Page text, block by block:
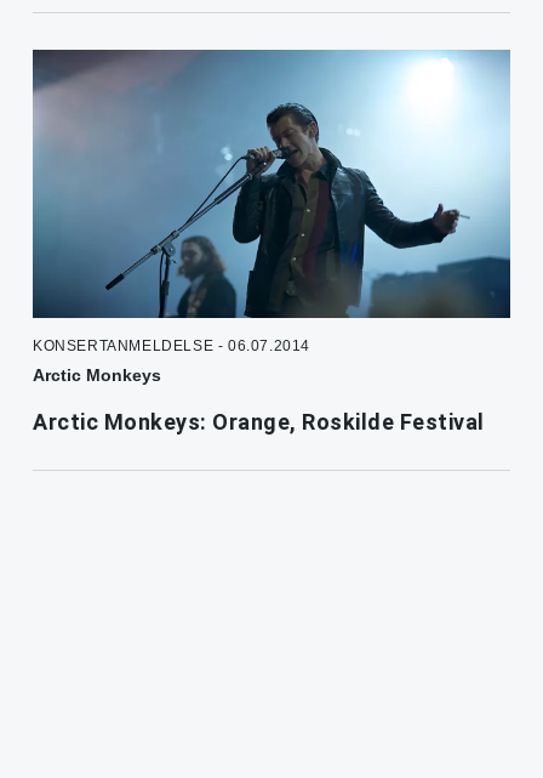
KONSERTANMELDELSE - 06.07.2014
Arctic Monkeys
Arctic Monkeys: Orange, Roskilde Festival